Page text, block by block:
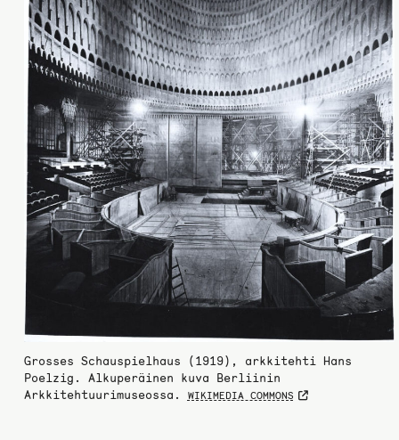
Grosses Schauspielhaus (1919), arkkitehti Hans
Poelzig. Alkuperäinen kuva Berliinin
Arkkitehtuurimuseossa.
WIKIMEDIA COMMONS